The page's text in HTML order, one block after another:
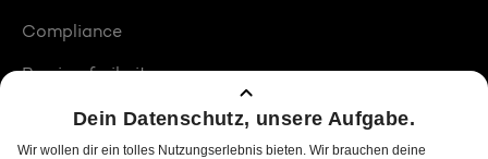
Compliance
Barrierefreiheit
Produktplatzierungen